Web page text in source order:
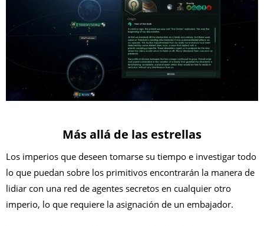
Más allá de las estrellas
Los imperios que deseen tomarse su tiempo e investigar todo
lo que puedan sobre los primitivos encontrarán la manera de
lidiar con una red de agentes secretos en cualquier otro
imperio, lo que requiere la asignación de un embajador.